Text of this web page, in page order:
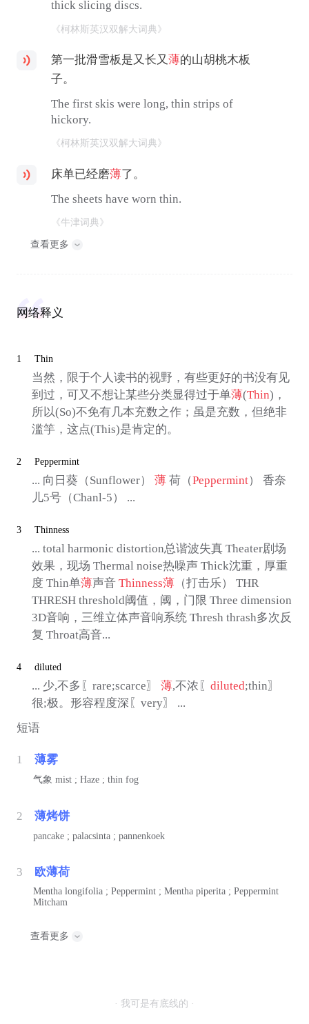
thick slicing discs.
《柯林斯英汉双解大词典》
第一批滑雪板是又长又薄的山胡桃木板
子。
The first skis were long, thin strips of
hickory.
《柯林斯英汉双解大词典》
床单已经磨薄了。
The sheets have worn thin.
《牛津词典》
查看更多
网络释义
1 Thin
当然，限于个人读书的视野，有些更好的书没有见
到过，可又不想让某些分类显得过于单薄(Thin)，
所以(So)不免有几本充数之作；虽是充数，但绝非
滥竽，这点(This)是肯定的。
2 Peppermint
... 向日葵（Sunflower） 薄荷（Peppermint） 香奈
儿5号（Chanl-5） ...
3 Thinness
... total harmonic distortion总谐波失真 Theater剧场
效果，现场 Thermal noise热噪声 Thick沈重，厚重
度 Thin单薄声音 Thinness薄（打击乐） THR
THRESH threshold阈值，阈，门限 Three dimension
3D音响，三维立体声音响系统 Thresh thrash多次反
复 Throat高音...
4 diluted
... 少,不多〖rare;scarce〗 薄,不浓〖 diluted;thin〗
很;极。形容程度深〖very〗 ...
短语
1 薄雾
气象 mist ; Haze ; thin fog
2 薄烤饼
pancake ; palacsinta ; pannenkoek
3 欧薄荷
Mentha longifolia ; Peppermint ; Mentha piperita ; Peppermint
Mitcham
查看更多
· 我可是有底线的 ·